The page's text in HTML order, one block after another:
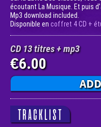
écoutant La Musique. Et puis
Mp3 download included.
Disponible en coffret 4 CD +
CD 13 titres + mp3
€6.00
TRACKLIST